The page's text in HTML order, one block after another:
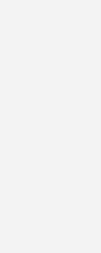
Diese Bestandteile lassen
leider
die Funktion der
der Erfindung recht
also fest installierter
als zu hoch erwiesen. Im
mit Strom und Wärme sind
Stunden erreicht
8760 Stunden hat, dann
noch den neuen Stack
seriöse Anbieter dieser
Die daraus
und die Wärme liegen
Techniken
wie in vielen anderen
dieser Technik durch einige
Serienfertigung der
lassen.